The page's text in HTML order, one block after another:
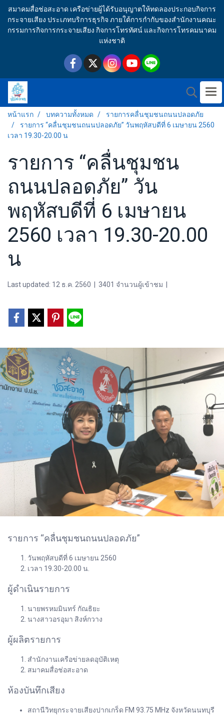
สมาคมสื่อช่อสะอาด เครือข่ายผู้ได้รับอนุญาตให้ทดลองประกอบกิจการ
กระจายเสียง ประเภทบริการธุรกิจ ภายใต้การกำกับของสำนักงานคณะ
กรรมการกิจการกระจายเสียง กิจการโทรทัศน์ และกิจการโทรคมนาคม
แห่งชาติ
หน้าแรก บทความทั้งหมด
รายการคลื่นชุมชนถนนปลอดภัย
รายการ “คลื่นชุมชนถนนปลอดภัย” วันพฤหัสบดีที่ 6 เมษายน 2560
เวลา 19.30-20.00 น
รายการ “คลื่นชุมชน
ถนนปลอดภัย” วัน
พฤหัสบดีที่ 6 เมษายน
2560 เวลา 19.30-20.00
น
Last updated: 12 ธ.ค. 2560 3401 จำนวนผู้เข้าชม
รายการ “คลื่นชุมชนถนนปลอดภัย”
วันพฤหัสบดีที่ 6 เมษายน 2560
เวลา 19.30-20.00 น.
ผู้ดำเนินรายการ
นายพรหมมินทร์ กัณธิยะ
นางสาวอรอุมา สิงห์กวาง
ผู้ผลิตรายการ
สำนักงานเครือข่ายลดอุบัติเหตุ
สมาคมสื่อช่อสะอาด
ห้องบันทึกเสียง
สถานีวิทยุกระจายเสียงปากเกร็ด FM 93.75 MHz จังหวัดนนทบุรี